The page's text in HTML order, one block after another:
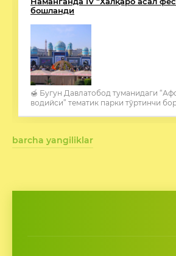
бошланди
🍯 Бугун Давлатобод туманидаги
водийси” тематик парки тўртинчи
barcha yangiliklar